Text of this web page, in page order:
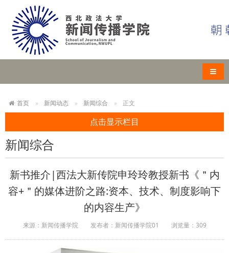
导航
首页 新闻动态 新闻综合 正文
点击显示栏目
新闻综合
新书推介|西法大新传院申玲玲教授新书《＂内
容+＂的媒体进阶之路:资本、技术、制度影响下
的内容生产》
来源：新闻传播学院 发布者：新闻传播学院01 浏览量： 309